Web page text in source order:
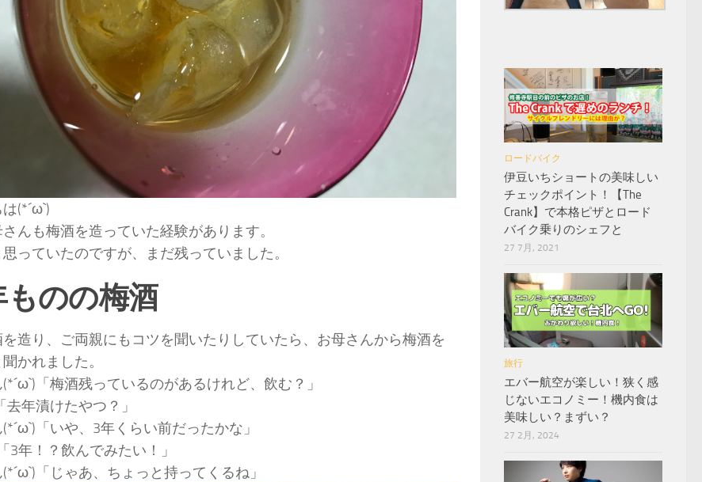
(*´ω`)
んも梅酒を造っていた経験があります。
っていたのですが、まだ残っていました。
ものの梅酒
造り、ご両親にもコツを聞いたりしていたら、お母さんから梅酒を
かれました。
「梅酒残っているのがあるけれど、飲む？」
去年漬けたやつ？」
「いや、3年くらい前だったかな」
3年！？飲んでみたい！」
「じゃあ、ちょっと持ってくるね」
ロードバイク
伊豆いちショートの美味しい
チェックポイント！【The
Crank】で本格ピザとロード
バイク乗りのシェフと
27 7月, 2021
旅行
エバー航空が楽しい！狭く感
じないエコノミー！機内食は
美味しい？まずい？
27 2月, 2024